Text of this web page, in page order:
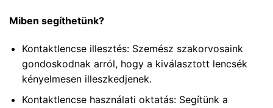
Miben segíthetünk?
Kontaktlencse illesztés: Szemész szakorvosaink
gondoskodnak arról, hogy a kiválasztott lencsék
kényelmesen illeszkedjenek.
Kontaktlencse használati oktatás: Segítünk a